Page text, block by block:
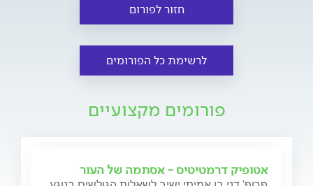
חזור לפורום
לרשימת כל הפורומים
פורומים מקצועיים
אטופיק דרמטיטיס - אסתמה של העור